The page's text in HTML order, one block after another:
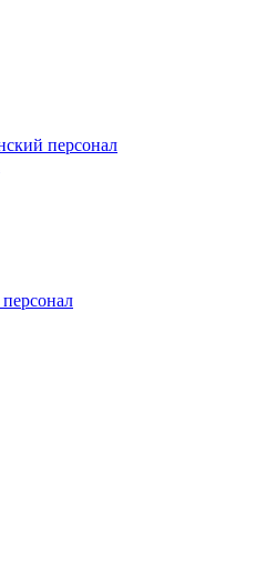
персонал